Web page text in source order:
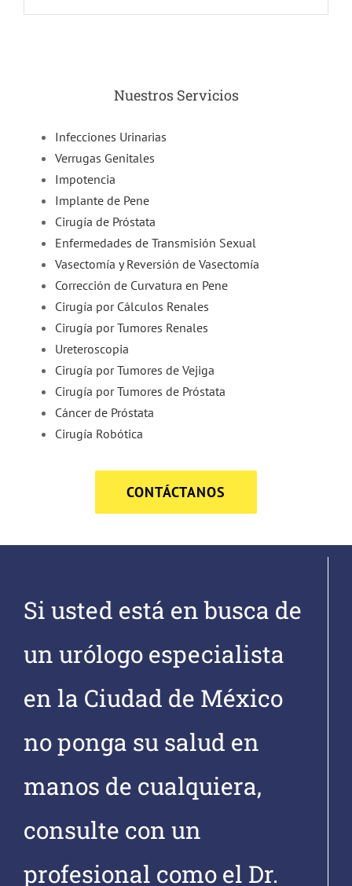
Nuestros Servicios
Infecciones Urinarias
Verrugas Genitales
Impotencia
Implante de Pene
Cirugía de Próstata
Enfermedades de Transmisión Sexual
Vasectomía y Reversión de Vasectomía
Corrección de Curvatura en Pene
Cirugía por Cálculos Renales
Cirugía por Tumores Renales
Ureteroscopia
Cirugía por Tumores de Vejiga
Cirugía por Tumores de Próstata
Cáncer de Próstata
Cirugía Robótica
CONTÁCTANOS
Si usted está en busca de
un urólogo especialista
en la Ciudad de México
no ponga su salud en
manos de cualquiera,
consulte con un
profesional como el Dr.